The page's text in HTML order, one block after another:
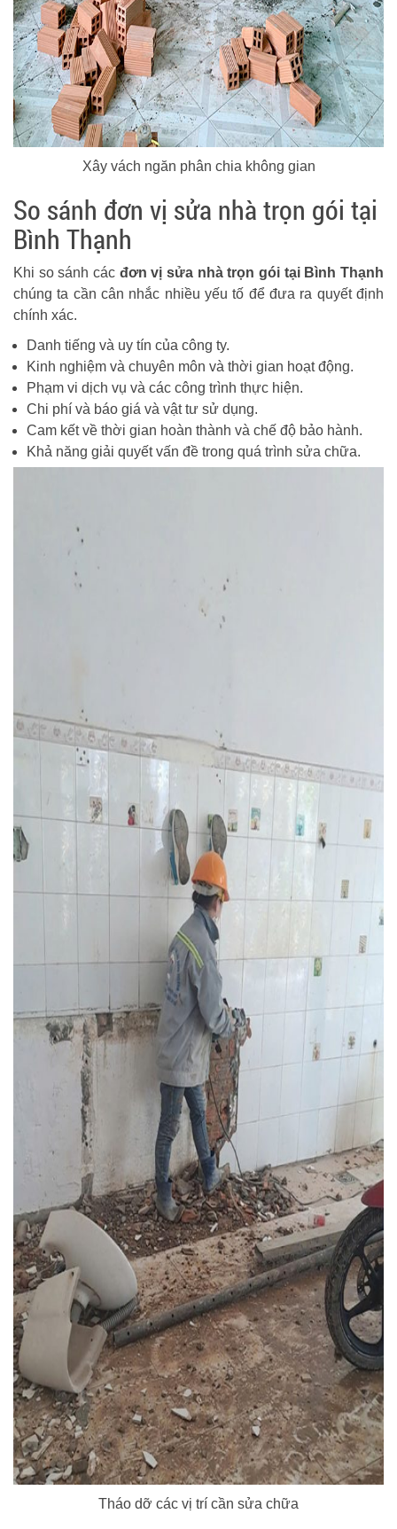
Xây vách ngăn phân chia không gian
So sánh đơn vị sửa nhà trọn gói tại
Bình Thạnh
Khi so sánh các đơn vị sửa nhà trọn gói tại Bình Thạnh
chúng ta cần cân nhắc nhiều yếu tố để đưa ra quyết định
chính xác.
Danh tiếng và uy tín của công ty.
Kinh nghiệm và chuyên môn và thời gian hoạt động.
Phạm vi dịch vụ và các công trình thực hiện.
Chi phí và báo giá và vật tư sử dụng.
Cam kết về thời gian hoàn thành và chế độ bảo hành.
Khả năng giải quyết vấn đề trong quá trình sửa chữa.
Tháo dỡ các vị trí cần sửa chữa